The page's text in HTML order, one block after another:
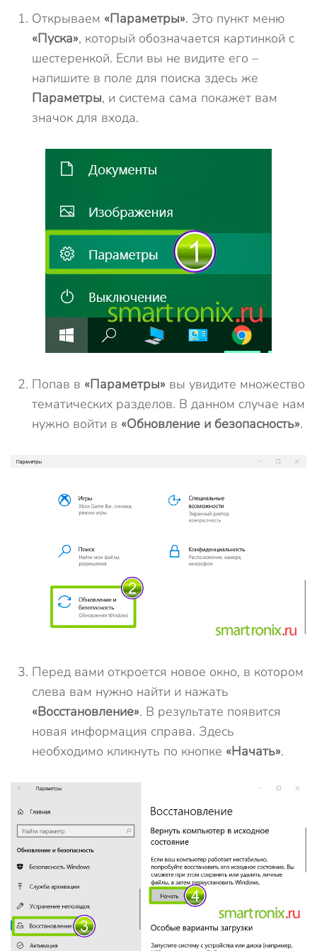
Открываем «Параметры». Это пункт меню
«Пуска», который обозначается картинкой с
шестеренкой. Если вы не видите его –
напишите в поле для поиска здесь же
Параметры, и система сама покажет вам
значок для входа.
Попав в «Параметры» вы увидите множество
тематических разделов. В данном случае нам
нужно войти в «Обновление и безопасность».
Перед вами откроется новое окно, в котором
слева вам нужно найти и нажать
«Восстановление». В результате появится
новая информация справа. Здесь
необходимо кликнуть по кнопке «Начать».